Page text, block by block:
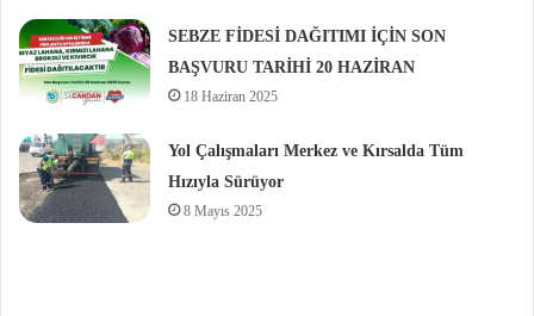
SEBZE FİDESİ DAĞITIMI İÇİN SON
BAŞVURU TARİHİ 20 HAZİRAN
18 Haziran 2025
Yol Çalışmaları Merkez ve Kırsalda Tüm
Hızıyla Sürüyor
8 Mayıs 2025